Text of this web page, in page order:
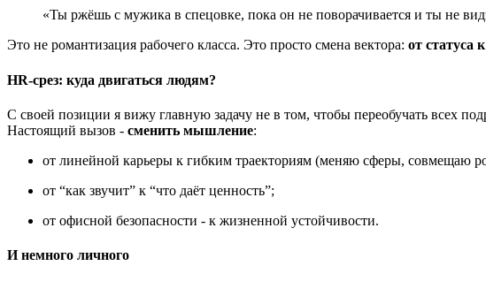
«Ты ржёшь с мужика в спецовке, пока он не поворачивается и ты не
Это не романтизация рабочего класса. Это просто смена вектора: от статуса
HR-срез: куда двигаться людям?
С своей позиции я вижу главную задачу не в том, чтобы переобучать всех
Настоящий вызов - сменить мышление:
от линейной карьеры к гибким траекториям (меняю сферы, совмещаю
от “как звучит” к “что даёт ценность”;
от офисной безопасности - к жизненной устойчивости.
И немного личного